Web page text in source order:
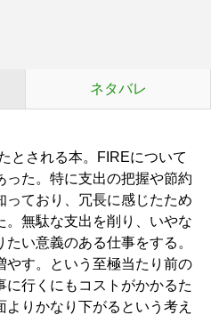
ネタバレ
とされる本。FIREについて
った。特に支出の把握や節約
っており、冗長に感じたため
。無駄な支出を削り、いやな
い意義のある仕事をする。
やす。という至極当たり前の
に行くにもコストがかかるた
よりかなり下がるという考え